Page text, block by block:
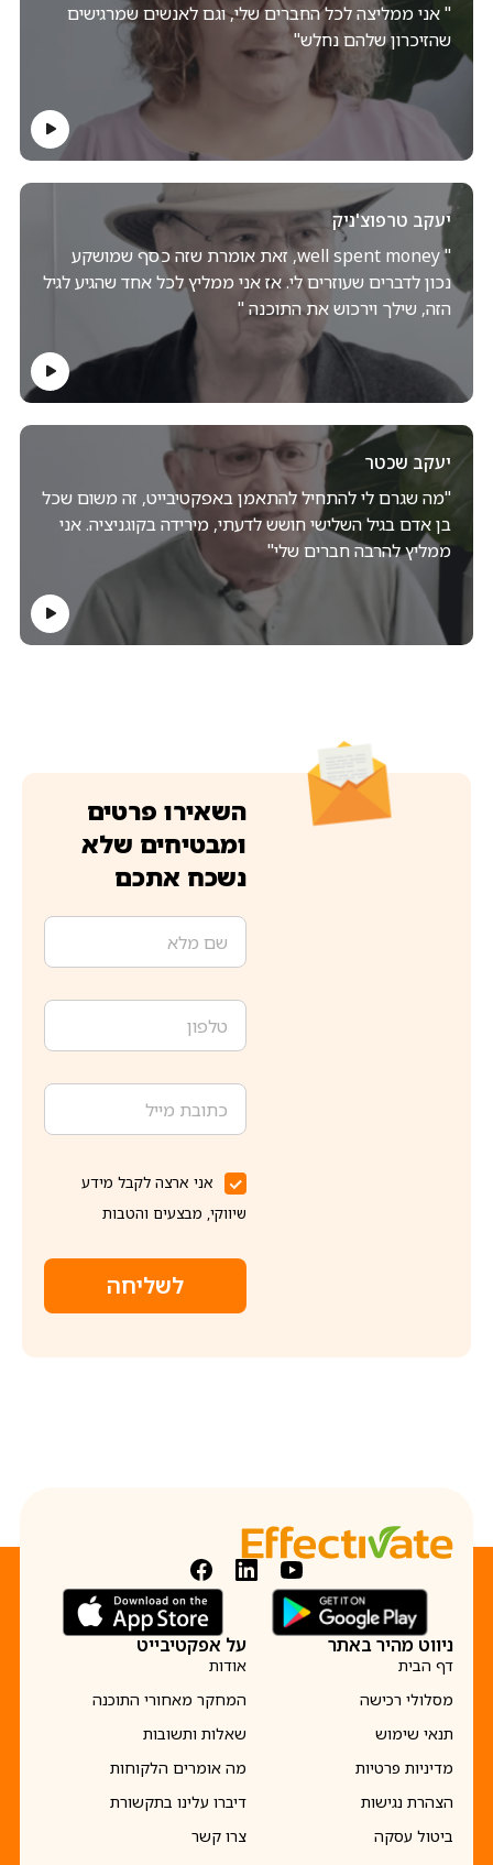
" אני ממליצה לכל החברים שלי, וגם לאנשים שמרגישים
שהזיכרון שלהם נחלש"
יעקב טרפוצ'ניק
" well spent money, זאת אומרת שזה כסף שמושקע
נכון לדברים שעוזרים לי. אז אני ממליץ לכל אחד שהגיע לגיל
הזה, שילך וירכוש את התוכנה "
יעקב שכטר
"מה שגרם לי להתחיל להתאמן באפקטיבייט, זה משום שכל
בן אדם בגיל השלישי חושש לדעתי, מירידה בקוגניציה. אני
ממליץ להרבה חברים שלי"
השאירו פרטים
ומבטיחים שלא
נשכח אתכם
אני ארצה לקבל מידע
שיווקי, מבצעים והטבות
לשליחה
ניווט מהיר באתר
דף הבית
מסלולי רכישה
תנאי שימוש
מדיניות פרטיות
הצהרת נגישות
ביטול עסקה
על אפקטיבייט
אודות
המחקר מאחורי התוכנה
שאלות ותשובות
מה אומרים הלקוחות
דיברו עלינו בתקשורת
צרו קשר